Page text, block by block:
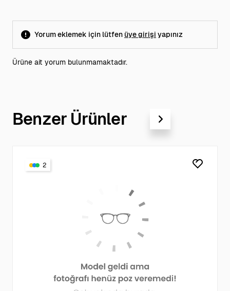
Yorum eklemek için lütfen üye girişi yapınız
Ürüne ait yorum bulunmamaktadır.
Benzer Ürünler
2